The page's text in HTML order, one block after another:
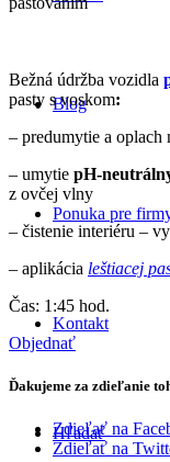
Blog
Ponuka pre
Kontakt
Hľadať
Bežná údržba vozidla
pasty s voskom:
– predumytie a oplach
– umytie pH-
z ovčej vlny
– čistenie interiéru –
– aplikácia leštiacej
Čas: 1:45 hod.
Objednať
Ďakujeme za zdieľanie
Zdieľať na
Zdieľať na